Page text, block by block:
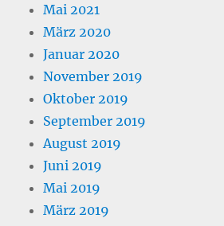
Mai 2021
März 2020
Januar 2020
November 2019
Oktober 2019
September 2019
August 2019
Juni 2019
Mai 2019
März 2019